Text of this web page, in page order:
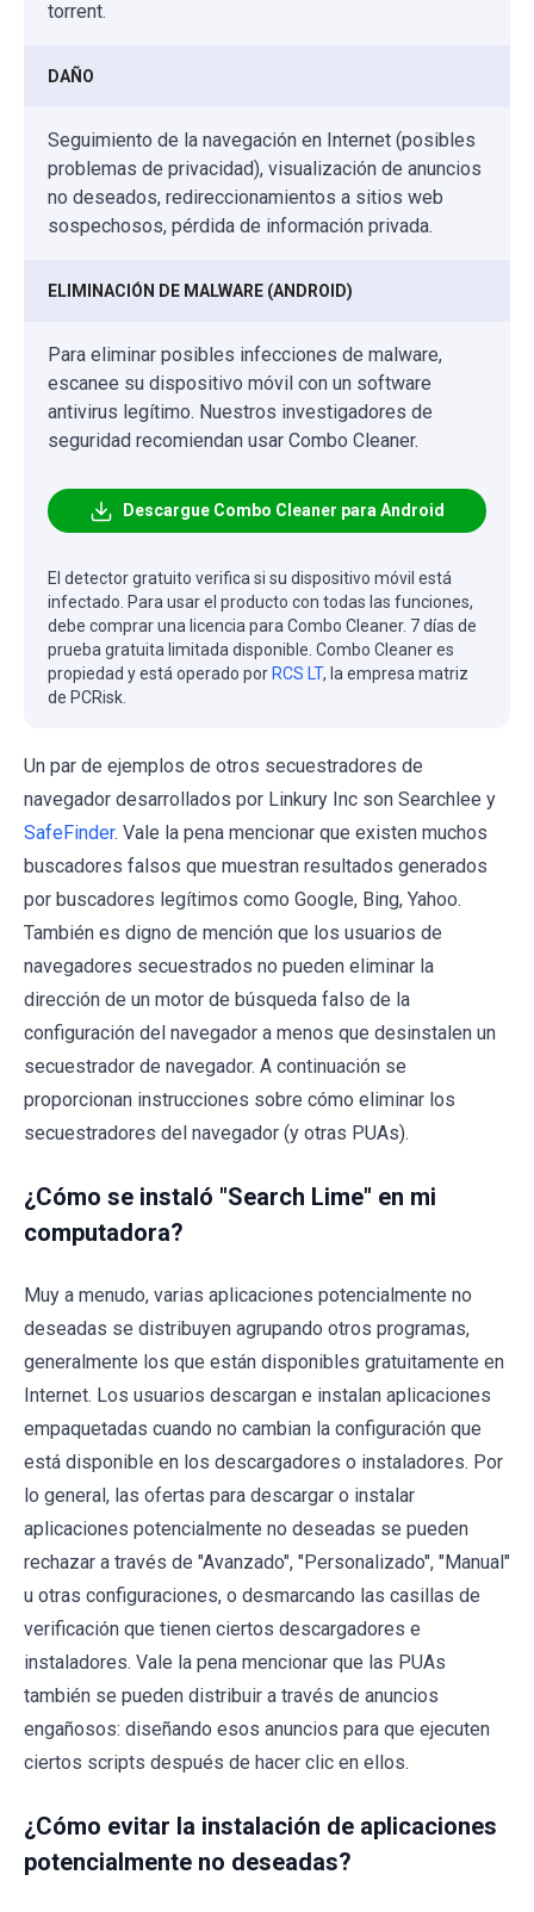
torrent.
DAÑO
Seguimiento de la navegación en Internet (posibles
problemas de privacidad), visualización de anuncios
no deseados, redireccionamientos a sitios web
sospechosos, pérdida de información privada.
ELIMINACIÓN DE MALWARE (ANDROID)
Para eliminar posibles infecciones de malware,
escanee su dispositivo móvil con un software
antivirus legítimo. Nuestros investigadores de
seguridad recomiendan usar Combo Cleaner.
Descargue Combo Cleaner para Android
El detector gratuito verifica si su dispositivo móvil está
infectado. Para usar el producto con todas las funciones,
debe comprar una licencia para Combo Cleaner. 7 días de
prueba gratuita limitada disponible. Combo Cleaner es
propiedad y está operado por RCS LT, la empresa matriz
de PCRisk.
Un par de ejemplos de otros secuestradores de
navegador desarrollados por Linkury Inc son Searchlee y
SafeFinder. Vale la pena mencionar que existen muchos
buscadores falsos que muestran resultados generados
por buscadores legítimos como Google, Bing, Yahoo.
También es digno de mención que los usuarios de
navegadores secuestrados no pueden eliminar la
dirección de un motor de búsqueda falso de la
configuración del navegador a menos que desinstalen un
secuestrador de navegador. A continuación se
proporcionan instrucciones sobre cómo eliminar los
secuestradores del navegador (y otras PUAs).
¿Cómo se instaló "Search Lime" en mi
computadora?
Muy a menudo, varias aplicaciones potencialmente no
deseadas se distribuyen agrupando otros programas,
generalmente los que están disponibles gratuitamente en
Internet. Los usuarios descargan e instalan aplicaciones
empaquetadas cuando no cambian la configuración que
está disponible en los descargadores o instaladores. Por
lo general, las ofertas para descargar o instalar
aplicaciones potencialmente no deseadas se pueden
rechazar a través de "Avanzado", "Personalizado", "Manual"
u otras configuraciones, o desmarcando las casillas de
verificación que tienen ciertos descargadores e
instaladores. Vale la pena mencionar que las PUAs
también se pueden distribuir a través de anuncios
engañosos: diseñando esos anuncios para que ejecuten
ciertos scripts después de hacer clic en ellos.
¿Cómo evitar la instalación de aplicaciones
potencialmente no deseadas?